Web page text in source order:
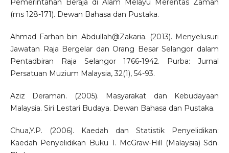
Pemerintahan Beraja di Alam Melayu Merentas Zaman
(ms 128-171). Dewan Bahasa dan Pustaka.
Ahmad Farhan bin Abdullah@Zakaria. (2013). Menyelusuri
Jawatan Raja Bergelar dan Orang Besar Selangor dalam
Pentadbiran Raja Selangor 1766-1942. Purba: Jurnal
Persatuan Muzium Malaysia, 32(1), 54-93.
Aziz Deraman. (2005). Masyarakat dan Kebudayaan
Malaysia. Siri Lestari Budaya. Dewan Bahasa dan Pustaka.
Chua,Y.P. (2006). Kaedah dan Statistik Penyelidikan:
Kaedah Penyelidikan Buku 1. McGraw-Hill (Malaysia) Sdn.